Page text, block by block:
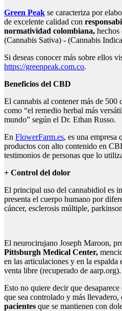
Green Peak se caracteriza por
de excelente calidad con
normatividad colombiana, hechos
(Cannabis Sativa) - (Cannabis
Si deseas conocer más sobre ellos
https://greenpeak.com.co.
Beneficios del CBD
El cannabis al contener más de 500
como “el remedio herbal más
mundo” según el Dr. Ethan Russo.
En FlowerFarm.es, es una empresa
productos con alto contenido en
testimonios de personas que lo
+ Control del dolor
El principal uso del cannabidiol es
presenta el cuerpo humano por
cáncer, esclerosis múltiple,
El neurocirujano Joseph Maroon,
Pittsburgh Medical Center,
en las articulaciones y en la
venta libre (recuperado de aarp.org).
Esto no quiere decir que
que sea controlado y más llevadero,
pacientes que se mantienen con